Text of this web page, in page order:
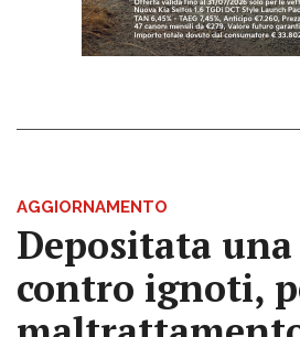
AGGIORNAMENTO
Depositata
contro ignoti,